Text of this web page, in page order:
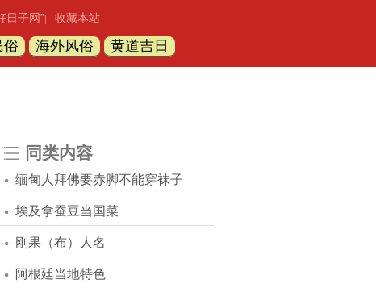
日子网” 收藏本站
俗 海外风俗 黄道吉日
同类内容
缅甸人拜佛要赤脚不能穿袜子
埃及拿蚕豆当国菜
刚果（布）人名
阿根廷当地特色